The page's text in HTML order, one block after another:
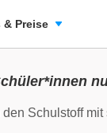
& Preise
Schulstoff mit